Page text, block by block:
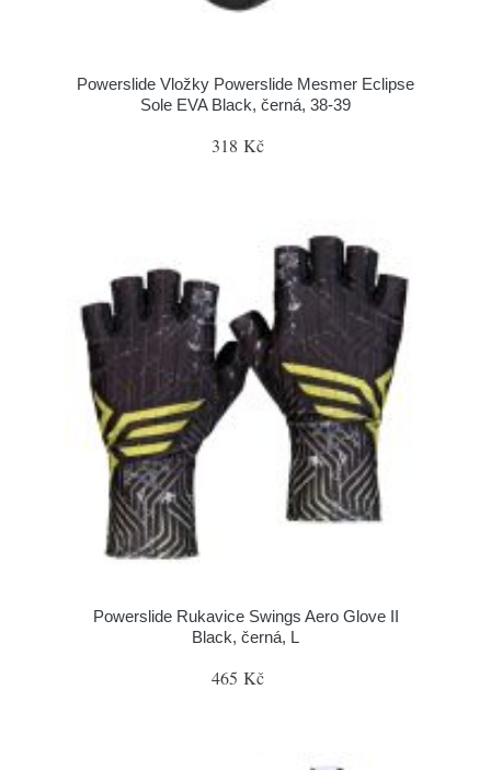
Powerslide Vložky Powerslide Mesmer Eclipse
Sole EVA Black, černá, 38-39
318 Kč
Powerslide Rukavice Swings Aero Glove II
Black, černá, L
465 Kč